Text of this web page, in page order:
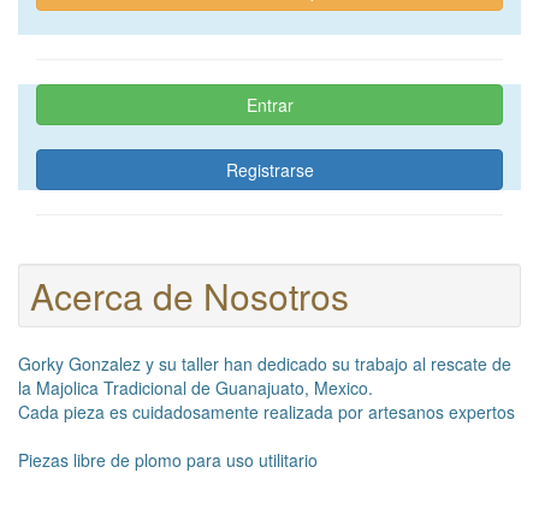
Entrar
Registrarse
Acerca de Nosotros
Gorky Gonzalez y su taller han dedicado su trabajo al rescate de
la Majolica Tradicional de Guanajuato, Mexico.
Cada pieza es cuidadosamente realizada por artesanos expertos
Piezas libre de plomo para uso utilitario